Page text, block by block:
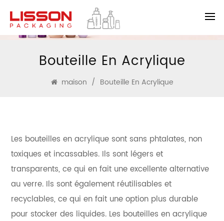
Bouteille En Acrylique
maison / Bouteille En Acrylique
Les bouteilles en acrylique sont sans phtalates, non
toxiques et incassables. Ils sont légers et
transparents, ce qui en fait une excellente alternative
au verre. Ils sont également réutilisables et
recyclables, ce qui en fait une option plus durable
pour stocker des liquides. Les bouteilles en acrylique